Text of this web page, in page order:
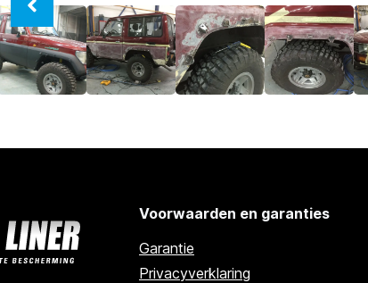
Voorwaarden en garanties
Garantie
Privacyverklaring